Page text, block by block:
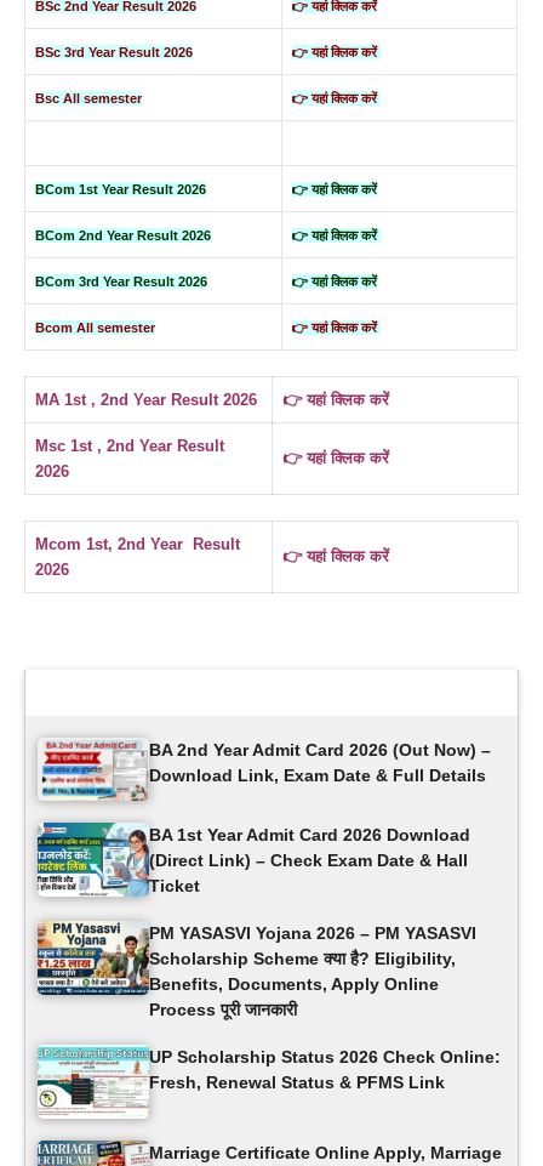
BSc 2nd Year Result 2026 👉 यहां क्लिक करें
BSc 3rd Year Result 2026 👉 यहां क्लिक करें
Bsc All semester 👉 यहां क्लिक करें
BCom 1st Year Result 2026 👉 यहां क्लिक करें
BCom 2nd Year Result 2026 👉 यहां क्लिक करें
BCom 3rd Year Result 2026 👉 यहां क्लिक करें
Bcom All semester 👉 यहां क्लिक करें
MA 1st , 2nd Year Result 2026 👉 यहां क्लिक करें
Msc 1st , 2nd Year Result
2026
👉 यहां क्लिक करें
Mcom 1st, 2nd Year Result
2026
👉 यहां क्लिक करें
BA 2nd Year Admit Card 2026 (Out Now) –
Download Link, Exam Date & Full Details
BA 1st Year Admit Card 2026 Download
(Direct Link) – Check Exam Date & Hall
Ticket
PM YASASVI Yojana 2026 – PM YASASVI
Scholarship Scheme क्या है? Eligibility,
Benefits, Documents, Apply Online
Process पूरी जानकारी
UP Scholarship Status 2026 Check Online:
Fresh, Renewal Status & PFMS Link
Marriage Certificate Online Apply, Marriage